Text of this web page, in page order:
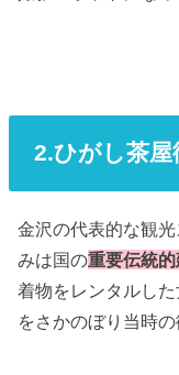
2.ひがし茶屋
金沢の代表的な観
みは国の重要伝統
着物をレンタルし
をさかのぼり当時